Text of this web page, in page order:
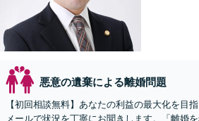
悪意の遺棄による離婚問題
【初回相談無料】あなたの利益の最大化を目
メールで状況を丁寧にお聞きします。「離婚